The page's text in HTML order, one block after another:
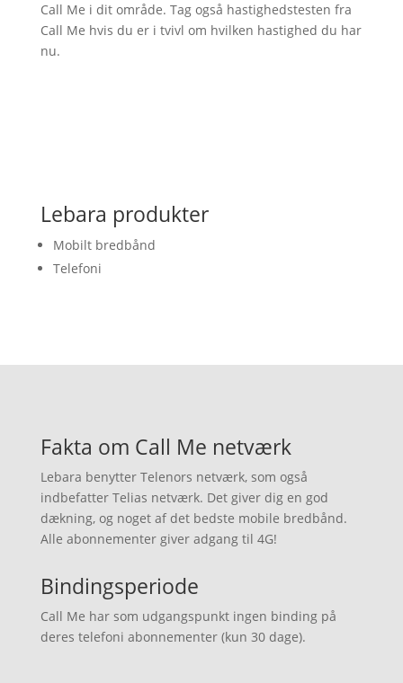
Call Me i dit område. Tag også hastighedstesten fra
Call Me hvis du er i tvivl om hvilken hastighed du har
nu.
Lebara produkter
Mobilt bredbånd
Telefoni
Fakta om Call Me netværk
Lebara benytter Telenors netværk, som også
indbefatter Telias netværk. Det giver dig en god
dækning, og noget af det bedste mobile bredbånd.
Alle abonnementer giver adgang til 4G!
Bindingsperiode
Call Me har som udgangspunkt ingen binding på
deres telefoni abonnementer (kun 30 dage).